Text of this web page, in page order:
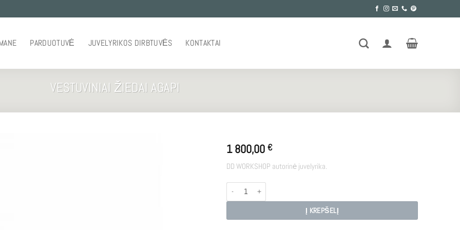
PARDUOTUVĖ JUVELYRIKOS DIRBTUVĖS KONTAKTAI
VESTUVINIAI ŽIEDAI AGAPI
1 800,00 €
DD WORKSHOP autorinė juvelyrika.
produkto kiekis: VESTUVINIAI ŽIEDAI AGAPI
Į KREPŠELĮ